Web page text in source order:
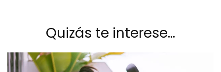
Quizás te interese…